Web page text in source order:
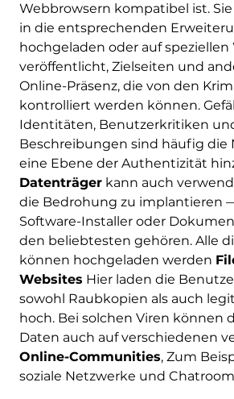
Webbrowsern kompatibel ist.
in die entsprechenden
hochgeladen oder auf speziellen
veröffentlicht, Zielseiten und
Online-Präsenz, die von den
kontrolliert werden können.
Identitäten, Benutzerkritiken
Beschreibungen sind häufig die
eine Ebene der Authentizität
Datenträgerkann auch
die Bedrohung zu implantieren
Software-Installer oder
den beliebtesten gehören. Alle
können hochgeladen werden
Websites Hier laden die
sowohl Raubkopien als auch
hoch. Bei solchen Viren können
Daten auch auf verschiedenen
Online-Communities, Zum
soziale Netzwerke und